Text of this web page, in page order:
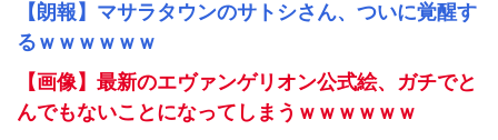
【朗報】マサラタウンのサトシさん、ついに覚醒す
るｗｗｗｗｗｗ
【画像】最新のエヴァンゲリオン公式絵、ガチでと
んでもないことになってしまうｗｗｗｗｗｗ